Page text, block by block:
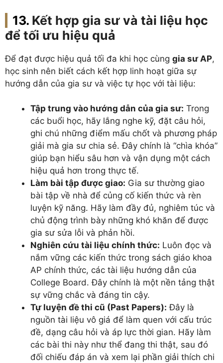
Kết hợp gia sư và tài liệu học
để tối ưu hiệu quả
Để đạt được hiệu quả tối đa khi học cùng gia sư AP,
học sinh nên biết cách kết hợp linh hoạt giữa sự
hướng dẫn của gia sư và việc tự học với tài liệu:
Tập trung vào hướng dẫn của gia sư: Trong
các buổi học, hãy lắng nghe kỹ, đặt câu hỏi,
ghi chú những điểm mấu chốt và phương pháp
giải mà gia sư chia sẻ. Đây chính là “chìa khóa”
giúp bạn hiểu sâu hơn và vận dụng một cách
hiệu quả hơn trong thực tế.
Làm bài tập được giao: Gia sư thường giao
bài tập về nhà để củng cố kiến thức và rèn
luyện kỹ năng. Hãy làm đầy đủ, nghiêm túc và
chủ động trình bày những khó khăn để được
gia sư sửa lỗi và phản hồi.
Nghiên cứu tài liệu chính thức: Luôn đọc và
nắm vững các kiến thức trong sách giáo khoa
AP chính thức, các tài liệu hướng dẫn của
College Board. Đây chính là một nền tảng thật
sự vững chắc và đáng tin cậy.
Tự luyện đề thi cũ (Past Papers): Đây là
nguồn tài liệu vô giá để làm quen với cấu trúc
đề, dạng câu hỏi và áp lực thời gian. Hãy làm
các bài thi này như thể đang thi thật, sau đó
đối chiếu đáp án và xem lại phần giải thích chi